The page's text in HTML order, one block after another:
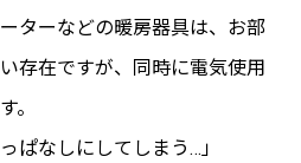
ターなどの暖房器具は、お部
存在ですが、同時に電気使用
。
ぱなしにしてしまう…」